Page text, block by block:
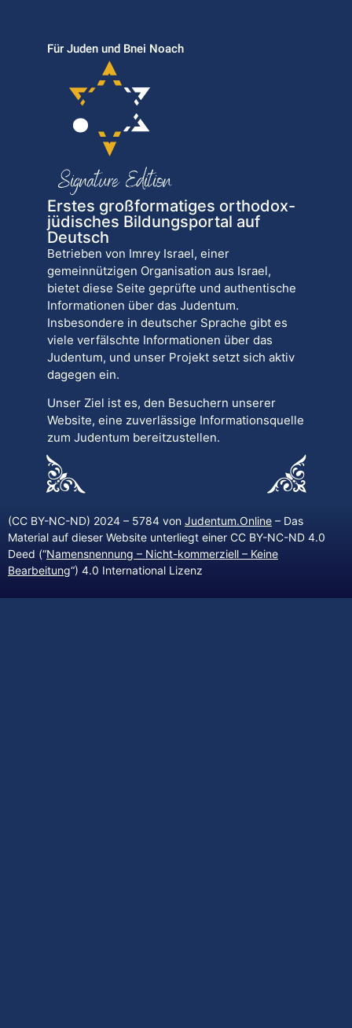
Für Juden und Bnei Noach
Erstes großformatiges orthodox-
jüdisches Bildungsportal auf
Deutsch
Betrieben von Imrey Israel, einer
gemeinnützigen Organisation aus Israel,
bietet diese Seite geprüfte und authentische
Informationen über das Judentum.
Insbesondere in deutscher Sprache gibt es
viele verfälschte Informationen über das
Judentum, und unser Projekt setzt sich aktiv
dagegen ein.
Unser Ziel ist es, den Besuchern unserer
Website, eine zuverlässige Informationsquelle
zum Judentum bereitzustellen.
(CC BY-NC-ND) 2024 – 5784 von Judentum.Online – Das
Material auf dieser Website unterliegt einer CC BY-NC-ND 4.0
Deed (“Namensnennung – Nicht-kommerziell – Keine
Bearbeitung“) 4.0 International Lizenz